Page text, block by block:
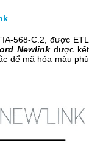
568-C.2, được ETL
Newlinkđược kết
để mã hóa màu phù